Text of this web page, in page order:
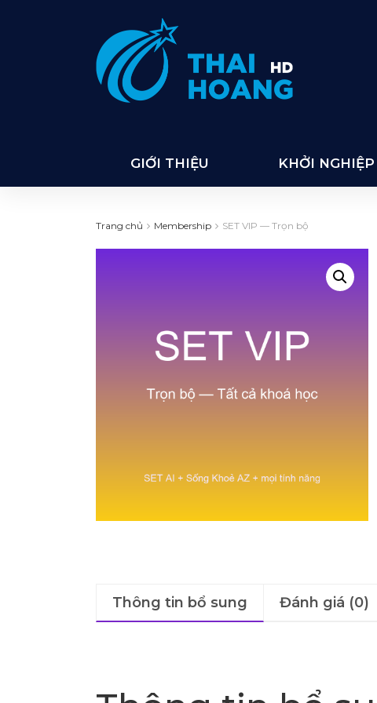
GIỚI THIỆU KHỞI
Trang chủ Membership SET VIP — Trọn bộ
Thông tin bổ sung Đánh giá (0)